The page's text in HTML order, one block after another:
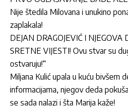
Nije štedila Milovana i unukino
zaplakala!
DEJAN DRAGOJEVIĆ I NJEGOVA
SRETNE VIJESTI! Ovu stvar su
ostvaruju!“
Miljana Kulić upala u kuću bivšem
informacijama, njegov deda
se sada nalazi i šta Marija kaže!